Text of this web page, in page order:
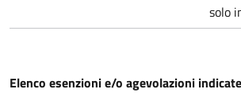
solo
Elenco esenzioni e/o agevolazioni